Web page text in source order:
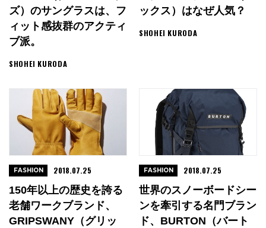
ズ）のサングラスは、フ
ィット感抜群のアクティ
ブ派。
SHOHEI KURODA
ックス）はなぜ人気？
SHOHEI KURODA
150年以上の歴史を誇る
老舗ワークブランド、
GRIPSWANY（グリッ
FASHION 2018.07.25
世界のスノーボードシー
ンを牽引する名門ブラン
ド、BURTON（バート
FASHION 2018.07.25